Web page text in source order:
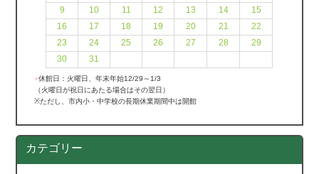
9
10 11 12 13 14
15
16
17 18 19 20 21
22
23
24 25 26 27 28
29
30
31
●休館日：火曜日、年末年始12/29～1/3
（火曜日が祝日にあたる場合はその翌日）
※ただし、市内小・中学校の長期休業期間中は開館
カテゴリー